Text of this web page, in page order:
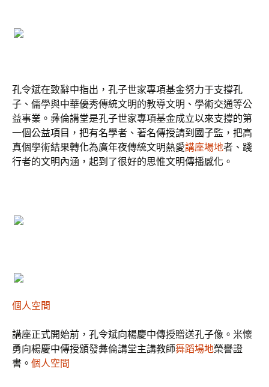
孔令斌在致辭中指出，孔子世家專項基金努力于支撐孔
子、儒學與中華優秀傳統文明的教導文明、學術交通等公
益事業。彝倫講堂是孔子世家專項基金成立以來支撐的第
一個公益項目，把有名學者、著名傳授請到國子監，把高
真個學術結果轉化為廣年夜傳統文明熱愛講座場地者、踐
行者的文明內涵，起到了很好的思惟文明傳播感化。
個人空間
講座正式開始前，孔令斌向楊慶中傳授贈送孔子像。米懷
勇向楊慶中傳授頒發彝倫講堂主講教師舞蹈場地榮譽證
書。 個人空間